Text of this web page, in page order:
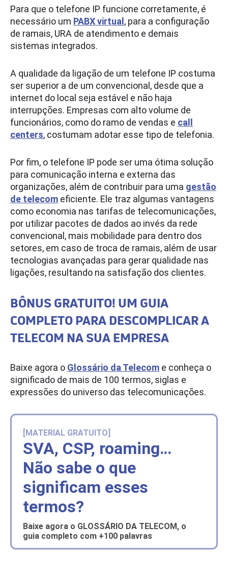
Para que o telefone IP funcione corretamente, é
necessário um PABX virtual , para a configuração
de ramais, URA de atendimento e demais
sistemas integrados.
A qualidade da ligação de um telefone IP costuma
ser superior a de um convencional, desde que a
internet do local seja estável e não haja
interrupções. Empresas com alto volume de
funcionários, como do ramo de vendas e call
centers, costumam adotar esse tipo de telefonia.
Por fim, o telefone IP pode ser uma ótima solução
para comunicação interna e externa das
organizações, além de contribuir para uma gestão
de telecom eficiente. Ele traz algumas vantagens
como economia nas tarifas de telecomunicações,
por utilizar pacotes de dados ao invés da rede
convencional, mais mobilidade para dentro dos
setores, em caso de troca de ramais, além de usar
tecnologias avançadas para gerar qualidade nas
ligações, resultando na satisfação dos clientes.
BÔNUS GRATUITO! UM GUIA
COMPLETO PARA DESCOMPLICAR A
TELECOM NA SUA EMPRESA
Baixe agora o Glossário da Telecom e conheça o
significado de mais de 100 termos, siglas e
expressões do universo das telecomunicações.
[MATERIAL GRATUITO]
SVA, CSP, roaming…
Não sabe o que
significam esses
termos?
Baixe agora o GLOSSÁRIO DA TELECOM, o
guia completo com +100 palavras